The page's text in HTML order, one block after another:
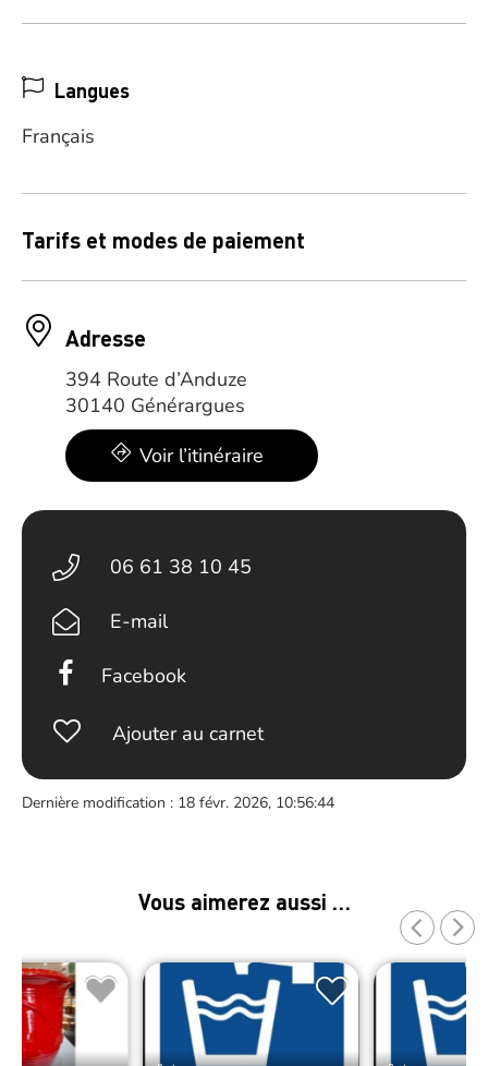
Langues
Français
Tarifs et modes de paiement
Adresse
394 Route d’Anduze
30140 Générargues
Voir l’itinéraire
06 61 38 10 45
E-mail
Facebook
Ajouter au carnet
Dernière modification : 18 févr. 2026, 10:56:44
Vous aimerez aussi …